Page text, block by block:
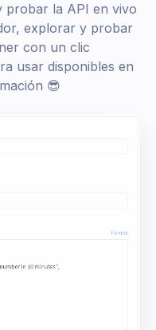
probar la API en vivo
explorar y probar
con un clic
usar disponibles en
😎